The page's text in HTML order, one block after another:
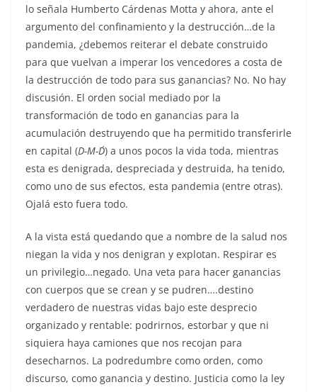
lo señala Humberto Cárdenas Motta y ahora, ante el
argumento del confinamiento y la destrucción…de la
pandemia, ¿debemos reiterar el debate construido
para que vuelvan a imperar los vencedores a costa de
la destrucción de todo para sus ganancias? No. No hay
discusión. El orden social mediado por la
transformación de todo en ganancias para la
acumulación destruyendo que ha permitido transferirle
en capital (D-M-D´) a unos pocos la vida toda, mientras
esta es denigrada, despreciada y destruida, ha tenido,
como uno de sus efectos, esta pandemia (entre otras).
Ojalá esto fuera todo.
A la vista está quedando que a nombre de la salud nos
niegan la vida y nos denigran y explotan. Respirar es
un privilegio…negado. Una veta para hacer ganancias
con cuerpos que se crean y se pudren….destino
verdadero de nuestras vidas bajo este desprecio
organizado y rentable: podrirnos, estorbar y que ni
siquiera haya camiones que nos recojan para
desecharnos. La podredumbre como orden, como
discurso, como ganancia y destino. Justicia como la ley